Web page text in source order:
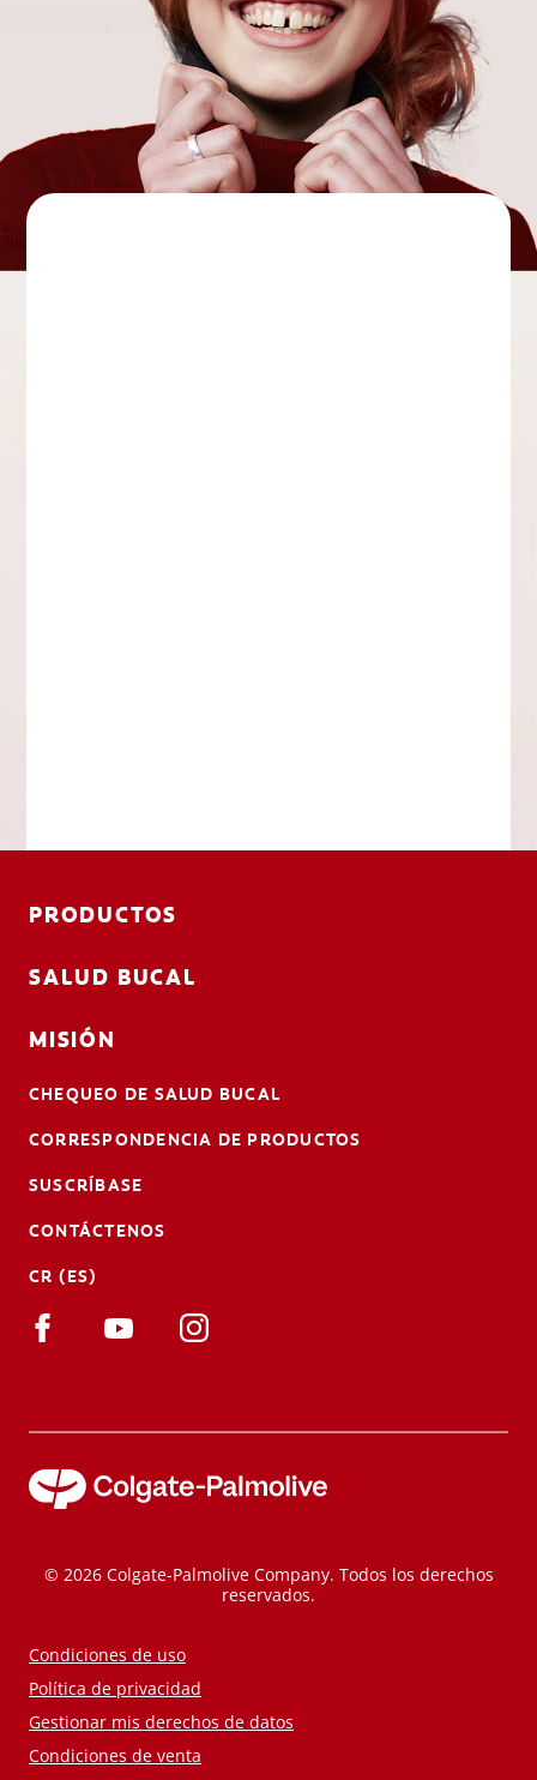
PRODUCTOS
SALUD BUCAL
MISIÓN
CHEQUEO DE SALUD BUCAL
CORRESPONDENCIA DE PRODUCTOS
SUSCRÍBASE
CONTÁCTENOS
CR (ES)
© 2026 Colgate-Palmolive Company. Todos los derechos
reservados.
Condiciones de uso
Política de privacidad
Gestionar mis derechos de datos
Condiciones de venta